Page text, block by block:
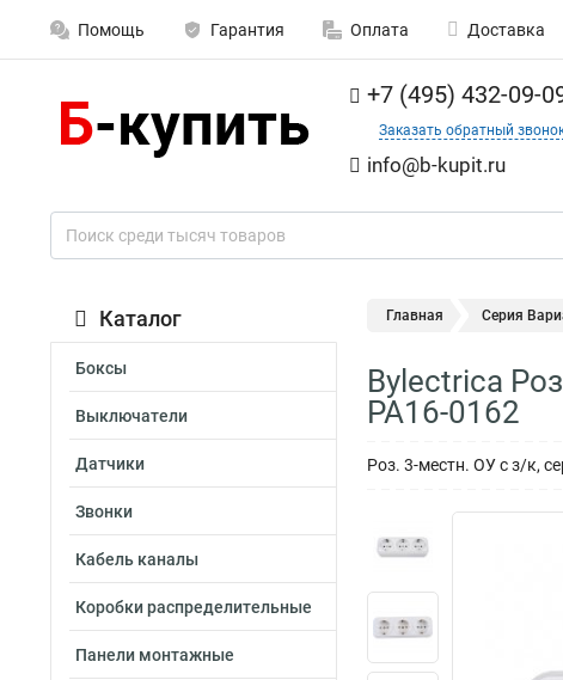
Помощь Гарантия Оплата Доставка
+7 (495) 432-09-
Заказать обратный
info@b-kupit.ru
Каталог
Боксы
Выключатели
Датчики
Звонки
Кабель каналы
Коробки распределительные
Панели монтажные
Главная Серия
Bylectrica
РА16-0162
Роз. 3-местн. ОУ с з/к,